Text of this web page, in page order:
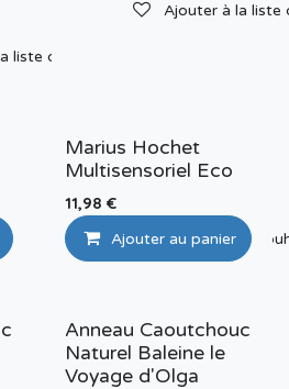
liste de souhaits
Ajouter à la liste
Ajouter à la liste de
Marius Hochet
Multisensoriel Eco
11,98 €
Ajouter au panier
Anneau Caoutchouc
Naturel Baleine le
Voyage d'Olga